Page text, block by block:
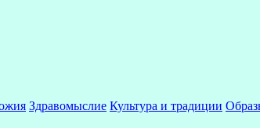
Здравомыслие Культура и традиции